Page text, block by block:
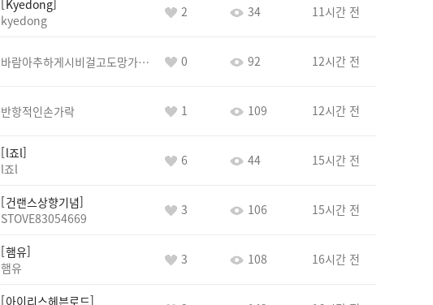
Kyedong
kyedong
2 34 11시간 전
바람아추하게시비걸고도망가냐당당하게글써 0 92 12시간 전
반항적인손가락 1 109 12시간 전
l죠l
l죠l
6 44 15시간 전
건랜스상향기념
STOVE83054669
3 106 15시간 전
햄유
햄유
3 108 16시간 전
아이리스헤븐로드